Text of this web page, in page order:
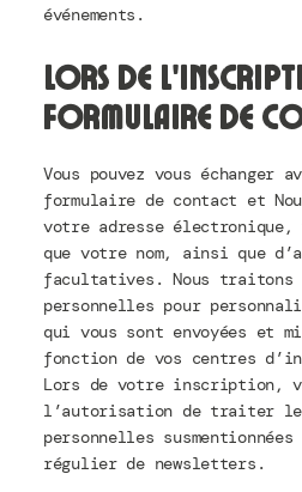
événements.
Lors de
formulaire de
Vous pouvez vous échanger
formulaire de contact et
votre adresse électronique,
que votre nom, ainsi que
facultatives. Nous traitons
personnelles pour
qui vous sont envoyées et
fonction de vos centres
Lors de votre inscription,
l’autorisation de traiter les
personnelles
régulier de newsletters.